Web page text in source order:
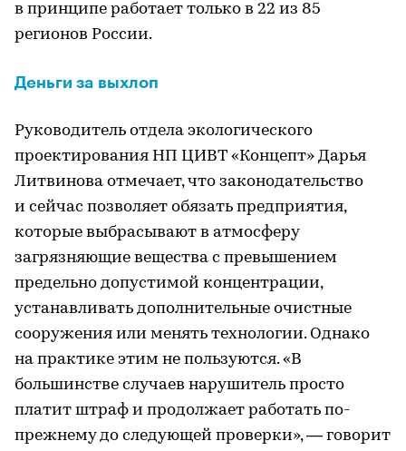
в принципе работает только в 22 из 85
регионов России.
Деньги за выхлоп
Руководитель отдела экологического
проектирования НП ЦИВТ «Концепт» Дарья
Литвинова отмечает, что законодательство
и сейчас позволяет обязать предприятия,
которые выбрасывают в атмосферу
загрязняющие вещества с превышением
предельно допустимой концентрации,
устанавливать дополнительные очистные
сооружения или менять технологии. Однако
на практике этим не пользуются. «В
большинстве случаев нарушитель просто
платит штраф и продолжает работать по-
прежнему до следующей проверки», — говорит